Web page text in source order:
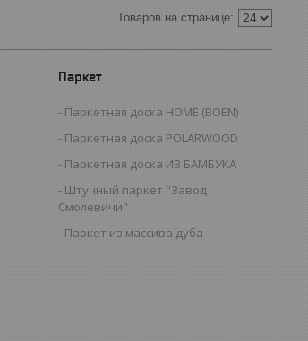
Паркет
Паркетная доска HOME (BOEN)
Паркетная доска POLARWOOD
Паркетная доска ИЗ БАМБУКА
Штучный паркет "Завод
Смолевичи"
Паркет из массива дуба